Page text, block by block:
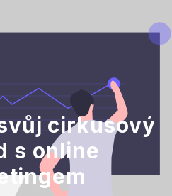
cirkusový
s online